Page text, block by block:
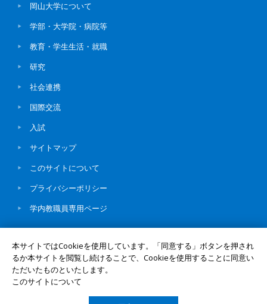
岡山大学について
学部・大学院・病院等
教育・学生生活・就職
研究
社会連携
国際交流
入試
サイトマップ
このサイトについて
プライバシーポリシー
学内教職員専用ページ
© Okayama University
本サイトではCookieを使用しています。「同意する」ボタンを押され
るか本サイトを閲覧し続けることで、Cookieを使用することに同意い
ただいたものといたします。
このサイトについて